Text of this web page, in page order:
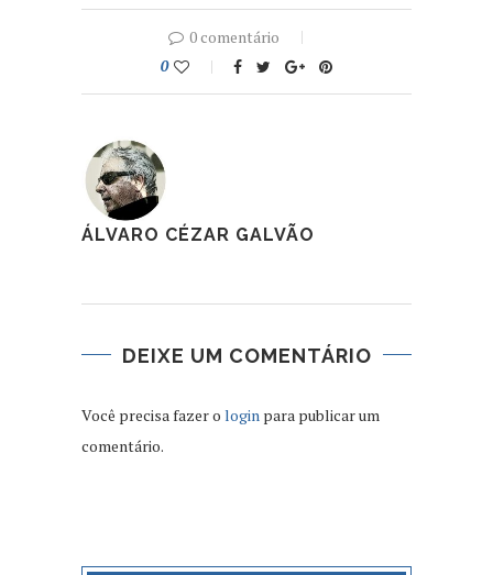
0 comentário
0
ÁLVARO CÉZAR GALVÃO
DEIXE UM COMENTÁRIO
Você precisa fazer o login para publicar um
comentário.